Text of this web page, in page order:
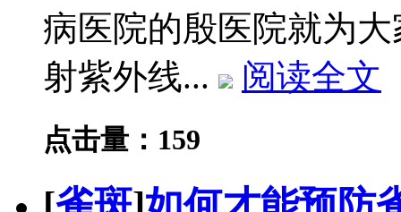
病医院的殷医院就为
射紫外线...
阅读全文
点击量：159